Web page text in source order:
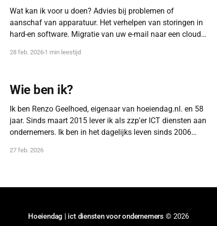
Wat kan ik voor u doen? Advies bij problemen of
aanschaf van apparatuur. Het verhelpen van storingen in
hard-en software. Migratie van uw e-mail naar een cloud
juist weg te gaan bij een van deze techgiganten en over te
28 feb. 2026 1 min leestijd
Wie ben ik?
Ik ben Renzo Geelhoed, eigenaar van hoeiendag.nl. en 58
jaar. Sinds maart 2015 lever ik als zzp'er ICT diensten aan
ondernemers. Ik ben in het dagelijks leven sinds 2006
Windows Server, VMware VCP-DCV gecertificeerd.
27 feb. 2026
Hoeiendag | ict diensten voor ondernemers © 2026